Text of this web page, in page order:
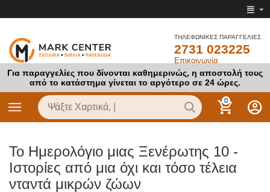
ΤΗΛΕΦΩΝΙΚΕΣ ΠΑΡΑΓΓΕΛΙΕΣ
2731 023225
Επικοινωνία
Για παραγγελίες που δίνονται καθημερινώς, η αποστολή τους
από το κατάστημα γίνεται το αργότερο σε 24 ώρες.
0
Το Ημερολόγιο μιας Ξενέρωτης 10 -
Ιστορίες από μια όχι και τόσο τέλεια
νταντά μικρών ζώων